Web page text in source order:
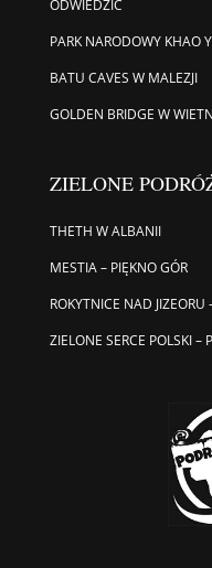
ODWIEDZIĆ
PARK NARODOWY KHAO
BATU CAVES W MALEZJI
GOLDEN BRIDGE W
ZIELONE
THETH W ALBANII
MESTIA – PIĘKNO GÓR
ROKYTNICE NAD JIZEORU
ZIELONE SERCE POLSKI –